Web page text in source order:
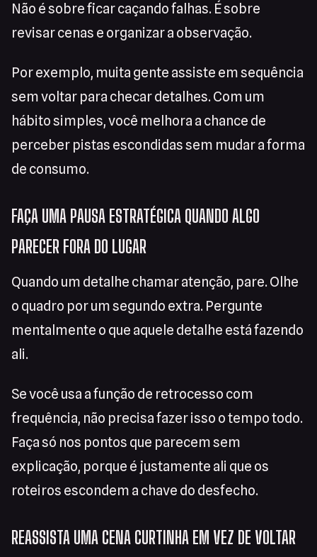
Não é sobre ficar caçando falhas. É sobre
revisar cenas e organizar a observação.
Por exemplo, muita gente assiste em sequência
sem voltar para checar detalhes. Com um
hábito simples, você melhora a chance de
perceber pistas escondidas sem mudar a forma
de consumo.
FAÇA UMA PAUSA ESTRATÉGICA QUANDO ALGO
PARECER FORA DO LUGAR
Quando um detalhe chamar atenção, pare. Olhe
o quadro por um segundo extra. Pergunte
mentalmente o que aquele detalhe está fazendo
ali.
Se você usa a função de retrocesso com
frequência, não precisa fazer isso o tempo todo.
Faça só nos pontos que parecem sem
explicação, porque é justamente ali que os
roteiros escondem a chave do desfecho.
REASSISTA UMA CENA CURTINHA EM VEZ DE VOLTAR